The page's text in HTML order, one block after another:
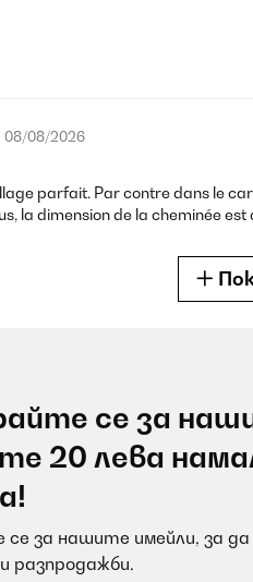
08/08/2026
parfait. Par contre dans le
la dimension de la cheminée
pas de filtre,avec celle-ci plus de
08/08/2026
се за
20 лева
се за нашите имейли, за
разпродажби.